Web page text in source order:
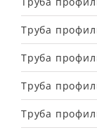
Труба
Труба
Труба
Труба